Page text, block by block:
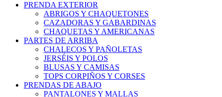
PRENDA EXTERIOR
ABRIGOS Y CHAQUETONES
CAZADORAS Y GABARDINAS
CHAQUETAS Y AMERICANAS
PARTES DE ARRIBA
CHALECOS Y PAÑOLETAS
JERSÉIS Y POLOS
BLUSAS Y CAMISAS
TOPS CORPIÑOS Y CORSES
PRENDAS DE ABAJO
PANTALONES Y MALLAS